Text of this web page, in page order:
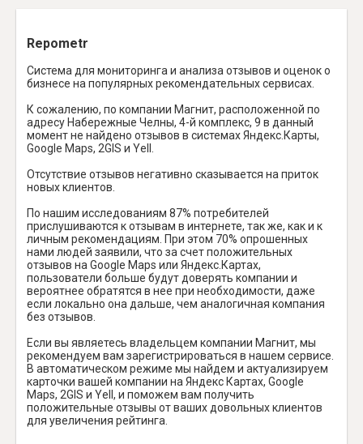
Repometr
Система для мониторинга и анализа отзывов и оценок о
бизнесе на популярных рекомендательных сервисах.
К сожалению, по компании Магнит, расположенной по
адресу Набережные Челны, 4-й комплекс, 9 в данный
момент не найдено отзывов в системах Яндекс.Карты,
Google Maps, 2GIS и Yell.
Отсутствие отзывов негативно сказывается на приток
новых клиентов.
По нашим исследованиям 87% потребителей
прислушиваются к отзывам в интернете, так же, как и к
личным рекомендациям. При этом 70% опрошенных
нами людей заявили, что за счет положительных
отзывов на Google Maps или Яндекс.Картах,
пользователи больше будут доверять компании и
вероятнее обратятся в нее при необходимости, даже
если локально она дальше, чем аналогичная компания
без отзывов.
Если вы являетесь владельцем компании Магнит, мы
рекомендуем вам зарегистрироваться в нашем сервисе.
В автоматическом режиме мы найдем и актуализируем
карточки вашей компании на Яндекс Картах, Google
Maps, 2GIS и Yell, и поможем вам получить
положительные отзывы от ваших довольных клиентов
для увеличения рейтинга.